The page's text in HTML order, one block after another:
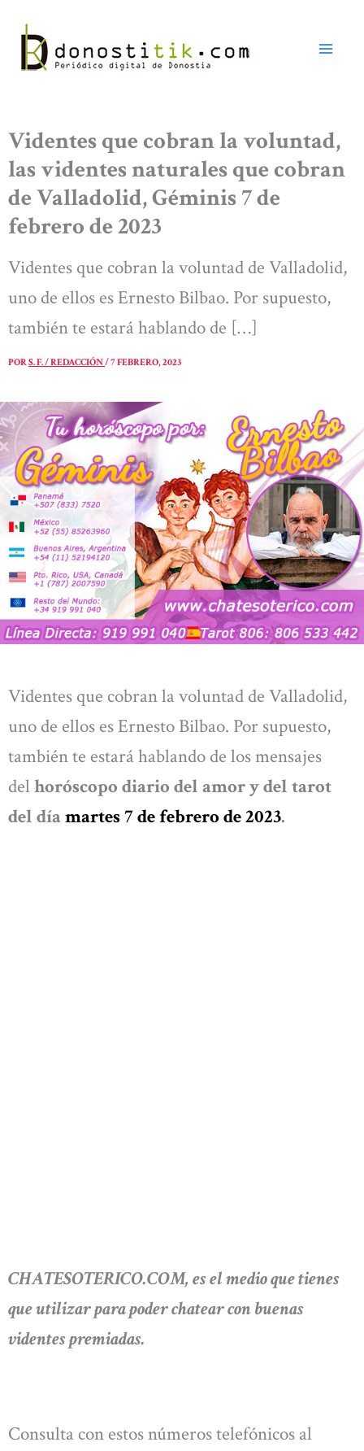
contenido
Videntes que cobran la voluntad,
las videntes naturales que cobran
de Valladolid, Géminis 7 de
febrero de 2023
Videntes que cobran la voluntad de Valladolid,
uno de ellos es Ernesto Bilbao. Por supuesto,
también te estará hablando de […]
PORS. F. / REDACCIÓN/7 FEBRERO, 2023
Videntes que cobran la voluntad de Valladolid,
uno de ellos es Ernesto Bilbao. Por supuesto,
también te estará hablando de los mensajes
del horóscopo diario del amor y del tarot
del díamartes 7 de febrero de 2023.
CHATESOTERICO.COM, es el medio que tienes
que utilizar para poder chatear con buenas
videntes premiadas.
Consulta con estos números telefónicos al